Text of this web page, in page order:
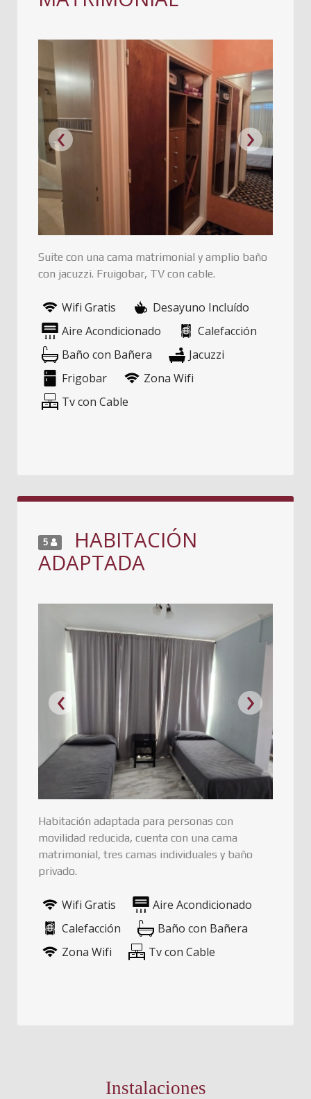
‹ ›
Suite con una cama matrimonial y amplio baño
con jacuzzi. Fruigobar, TV con cable.
Wifi Gratis
Desayuno Incluído
Aire Acondicionado
Calefacción
Baño con Bañera
Jacuzzi
Frigobar
Zona Wifi
Tv con Cable
5
HABITACIÓN
ADAPTADA
‹ ›
Habitación adaptada para personas con
movilidad reducida, cuenta con una cama
matrimonial, tres camas individuales y baño
privado.
Wifi Gratis
Aire Acondicionado
Calefacción
Baño con Bañera
Zona Wifi
Tv con Cable
Instalaciones